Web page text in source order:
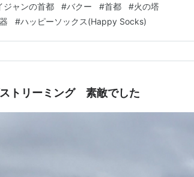
せんでした。(´Д｀) 仕方がないので、バクーで出
ジャンの首都 #バクー #首都 #火の塔
#ハッピーソックス(Happy Socks)
トリーミング 素敵でした